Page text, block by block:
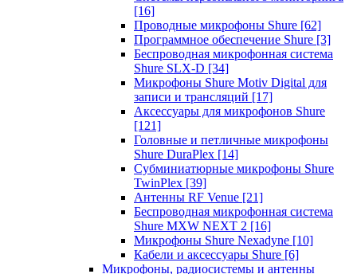
[16]
Проводные микрофоны Shure [62]
Программное обеспечение Shure [3]
Беспроводная микрофонная система
Shure SLX-D [34]
Микрофоны Shure Motiv Digital для
записи и трансляций [17]
Аксессуары для микрофонов Shure
[121]
Головные и петличные микрофоны
Shure DuraPlex [14]
Субминиатюрные микрофоны Shure
TwinPlex [39]
Антенны RF Venue [21]
Беспроводная микрофонная система
Shure MXW NEXT 2 [16]
Микрофоны Shure Nexadyne [10]
Кабели и аксессуары Shure [6]
Микрофоны, радиосистемы и антенны